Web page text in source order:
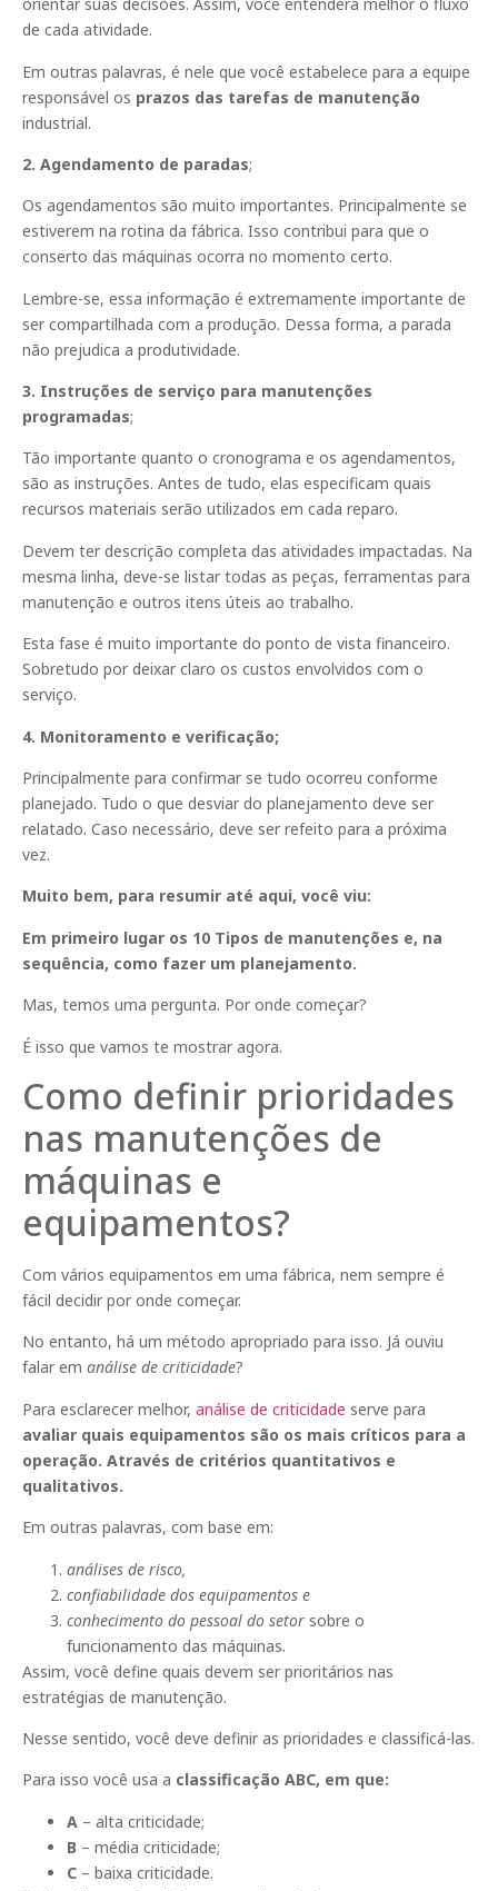
de cada atividade.
Em outras palavras, é nele que você estabelece para a equipe
responsável os prazos das tarefas de manutenção
industrial.
2. Agendamento de paradas;
Os agendamentos são muito importantes. Principalmente se
estiverem na rotina da fábrica. Isso contribui para que o
conserto das máquinas ocorra no momento certo.
Lembre-se, essa informação é extremamente importante de
ser compartilhada com a produção. Dessa forma, a parada
não prejudica a produtividade.
3. Instruções de serviço para manutenções
programadas;
Tão importante quanto o cronograma e os agendamentos,
são as instruções. Antes de tudo, elas especificam quais
recursos materiais serão utilizados em cada reparo.
Devem ter descrição completa das atividades impactadas. Na
mesma linha, deve-se listar todas as peças, ferramentas para
manutenção e outros itens úteis ao trabalho.
Esta fase é muito importante do ponto de vista financeiro.
Sobretudo por deixar claro os custos envolvidos com o
serviço.
4. Monitoramento e verificação;
Principalmente para confirmar se tudo ocorreu conforme
planejado. Tudo o que desviar do planejamento deve ser
relatado. Caso necessário, deve ser refeito para a próxima
vez.
Muito bem, para resumir até aqui, você viu:
Em primeiro lugar os 10 Tipos de manutenções e, na
sequência, como fazer um planejamento.
Mas, temos uma pergunta. Por onde começar?
É isso que vamos te mostrar agora.
Como definir prioridades
nas manutenções de
máquinas e
equipamentos?
Com vários equipamentos em uma fábrica, nem sempre é
fácil decidir por onde começar.
No entanto, há um método apropriado para isso. Já ouviu
falar em análise de criticidade?
Para esclarecer melhor, análise de criticidade serve para
avaliar quais equipamentos são os mais críticos para a
operação. Através de critérios quantitativos e
qualitativos.
Em outras palavras, com base em:
análises de risco,
confiabilidade dos equipamentos e
conhecimento do pessoal do setor sobre o
funcionamento das máquinas.
Assim, você define quais devem ser prioritários nas
estratégias de manutenção.
Nesse sentido, você deve definir as prioridades e classificá-las.
Para isso você usa a classificação ABC, em que:
A – alta criticidade;
B – média criticidade;
C – baixa criticidade.